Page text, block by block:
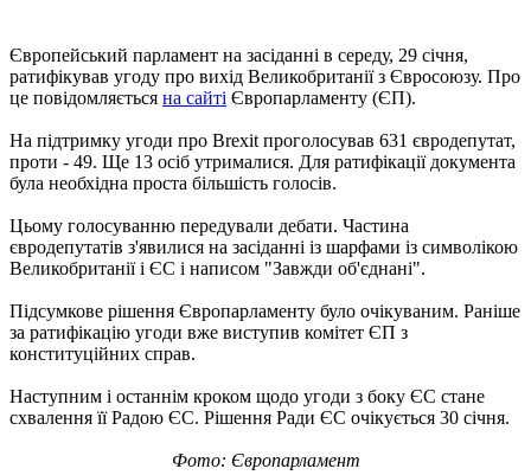
Європейський парламент на засіданні в середу, 29 січня,
ратифікував угоду про вихід Великобританії з Євросоюзу. Про
це повідомляється на сайті Європарламенту (ЄП).
На підтримку угоди про Brexit проголосував 631 євродепутат,
проти - 49. Ще 13 осіб утрималися. Для ратифікації документа
була необхідна проста більшість голосів.
Цьому голосуванню передували дебати. Частина
євродепутатів з'явилися на засіданні із шарфами із символікою
Великобританії і ЄС і написом "Завжди об'єднані".
Підсумкове рішення Європарламенту було очікуваним. Раніше
за ратифікацію угоди вже виступив комітет ЄП з
конституційних справ.
Наступним і останнім кроком щодо угоди з боку ЄС стане
схвалення її Радою ЄС. Рішення Ради ЄС очікується 30 січня.
Фото: Європарламент